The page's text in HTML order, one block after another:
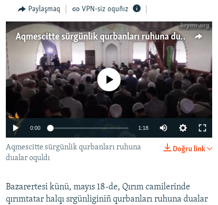
İNSAN AQLARI
VİDEO
SÜRET
BLOGLAR
FİKİR
Українською
QOŞULIÑIZ!
RFE/RS bütün saytları
Paylaşmaq VPN-siz oquñız
Aqmescitte sürgünlik qurbanları ruhuna dualar oquldı
No media source currently available
0:00 1:18
Doğru link
Aqmescitte sürgünlik qurbanları ruhuna
dualar oquldı
Bazarertesi künü, mayıs 18-de, Qırım camilerinde
qırımtatar halqı srgünliginiñ qurbanları ruhuna dualar